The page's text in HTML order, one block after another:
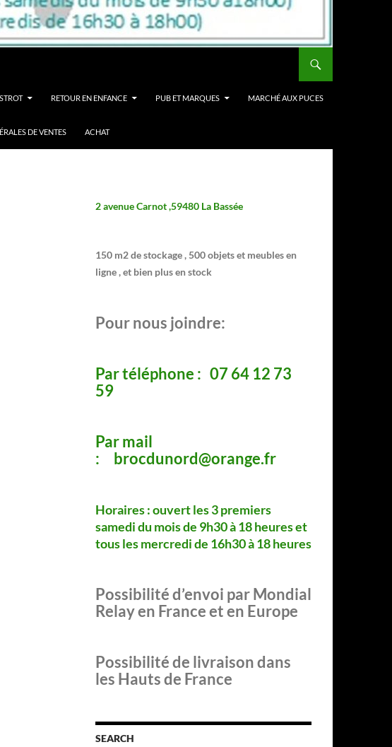
RETOUR EN ENFANCE PUB ET MARQUES MARCHÉ AUX PUCES
DE VENTES ACHAT
2 avenue Carnot ,59480 La Bassée
150 m2 de stockage , 500 objets et meubles en
ligne , et bien plus en stock
Pour nous joindre:
Par téléphone : 07 64 12 73
59
Par mail
: brocdunord@orange.fr
Horaires : ouvert les 3 premiers
samedi du mois de 9h30 à 18 heureset
tous les mercredi de 16h30 à 18 heures
Possibilité d’envoi par Mondial
Relay en France et en Europe
Possibilité de livraison dans
les Hauts de France
SEARCH